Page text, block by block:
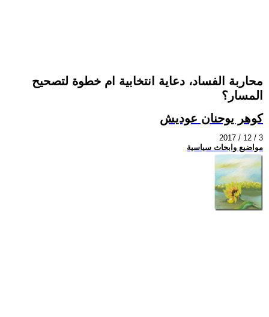
محاربة الفساد، دعاية انتخابية ام خطوة لتصحيح
المسار؟
كوهر يوحنان عوديش
2017 / 12 / 3
مواضيع وابحاث سياسية